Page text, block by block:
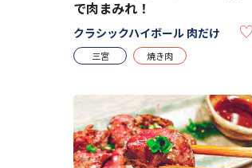
で肉まみれ！
クラシックハイボール 肉だけ
三宮 焼き肉